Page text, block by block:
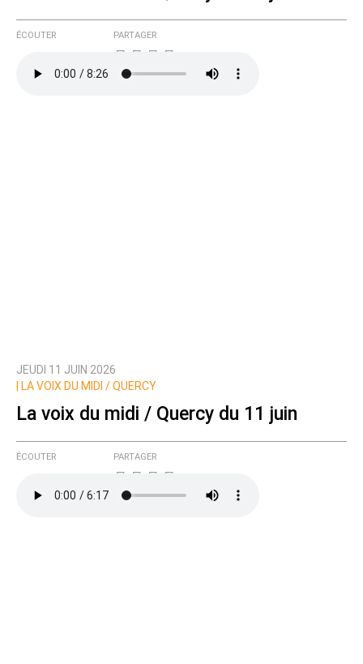
Courriel (non publié)
Prévenez-moi de tous les nouveaux commentaires
ÉCOUTER PARTAGER
JEUDI 11 JUIN 2026
LA VOIX DU MIDI / QUERCY
La voix du midi / Quercy du 11 juin
ÉCOUTER PARTAGER